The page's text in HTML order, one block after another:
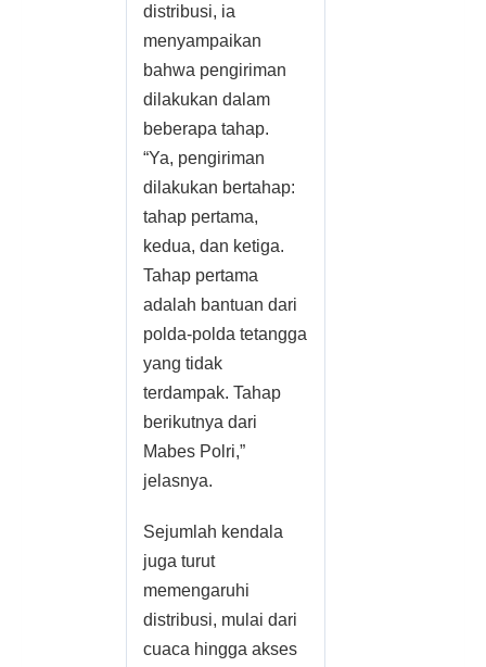
distribusi, ia
menyampaikan
bahwa pengiriman
dilakukan dalam
beberapa tahap.
“Ya, pengiriman
dilakukan bertahap:
tahap pertama,
kedua, dan ketiga.
Tahap pertama
adalah bantuan dari
polda-polda tetangga
yang tidak
terdampak. Tahap
berikutnya dari
Mabes Polri,”
jelasnya.
Sejumlah kendala
juga turut
memengaruhi
distribusi, mulai dari
cuaca hingga akses